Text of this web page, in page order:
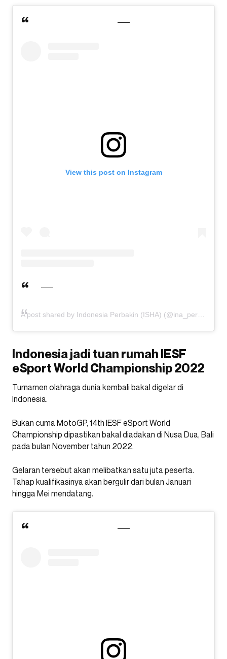
View this post on Instagram
A post shared by Indonesia Perbakin (ISHA) (@ina_perbakin)
Indonesia jadi tuan rumah IESF
eSport World Championship 2022
Turnamen olahraga dunia kembali bakal digelar di
Indonesia.
Bukan cuma MotoGP, 14th IESF eSport World
Championship dipastikan bakal diadakan di Nusa Dua, Bali
pada bulan November tahun 2022.
Gelaran tersebut akan melibatkan satu juta peserta.
Tahap kualifikasinya akan bergulir dari bulan Januari
hingga Mei mendatang.